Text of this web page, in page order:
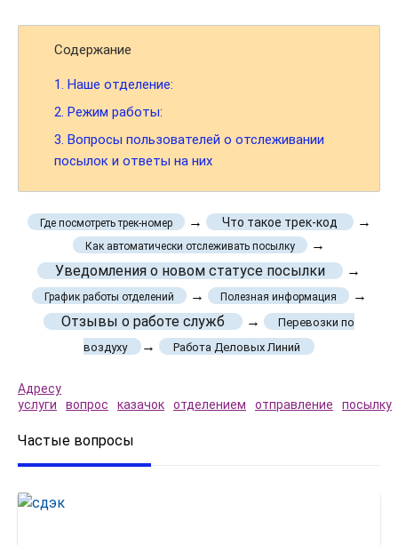
Содержание
1. Наше отделение:
2. Режим работы:
3. Вопросы пользователей о отслеживании
посылок и ответы на них
Где посмотреть трек-номер → Что такое трек-код →
Как автоматически отслеживать посылку
→
Уведомления о новом статусе посылки
→
График работы отделений → Полезная информация
→
Отзывы о работе служб
→
Перевозки по
воздуху
→ Работа Деловых Линий
Адресу
услуги
вопрос казачок отделением отправление посылку
Частые вопросы